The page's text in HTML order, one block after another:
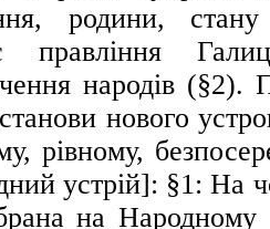
родини,
правління
народів (§2).
нового
рівному,
устрій]: §1: На
на